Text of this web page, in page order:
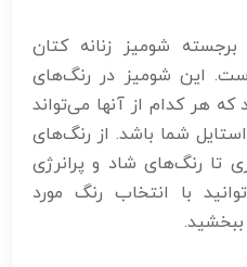
شومیز زنانه کتان
این شومیز در رنگ‌های
هر کدام از آنها می‌تواند
شما باشد. از رنگ‌های
تا رنگ‌های شاد و پرانرژی
با انتخاب رنگ مورد
ببخشید.